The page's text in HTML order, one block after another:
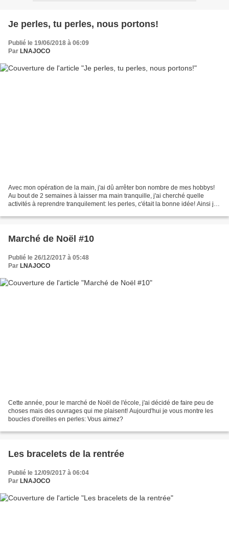
Je perles, tu perles, nous portons!
Publié le 19/06/2018 à 06:09
Par LNAJOCO
Avec mon opération de la main, j'ai dû arrêter bon nombre de mes hobbys!
Au bout de 2 semaines à laisser ma main tranquille, j'ai cherché quelle
activités à reprendre tranquilement: les perles, c'était la bonne idée! Ainsi je
Marché de Noël #10
Publié le 26/12/2017 à 05:48
Par LNAJOCO
Cette année, pour le marché de Noël de l'école, j'ai décidé de faire peu de
choses mais des ouvrages qui me plaisent! Aujourd'hui je vous montre les
boucles d'oreilles en perles: Vous aimez?
Les bracelets de la rentrée
Publié le 12/09/2017 à 06:04
Par LNAJOCO